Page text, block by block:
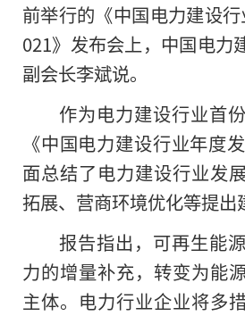
前举行的《中国电力建设
021》发布会上，中国电力
副会长李斌说。
作为电力建设行业首
《中国电力建设行业年度
面总结了电力建设行业发
拓展、营商环境优化等提出
报告指出，可再生能
力的增量补充，转变为能
主体。电力行业企业将多